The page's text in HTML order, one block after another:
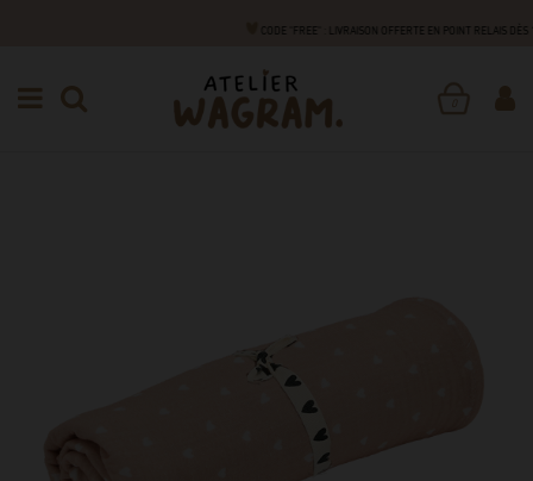
CODE "FREE" : LIVRAISON OFFERTE EN POINT RELAIS